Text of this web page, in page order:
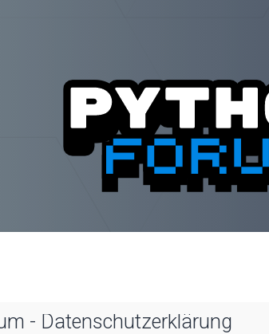
- Datenschutzerklärung